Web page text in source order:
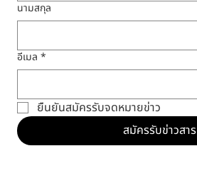
นามสกุล
อีเมล *
ยืนยันสมัครรับจดหมายข่าว
สมัครรับข่าวสาร